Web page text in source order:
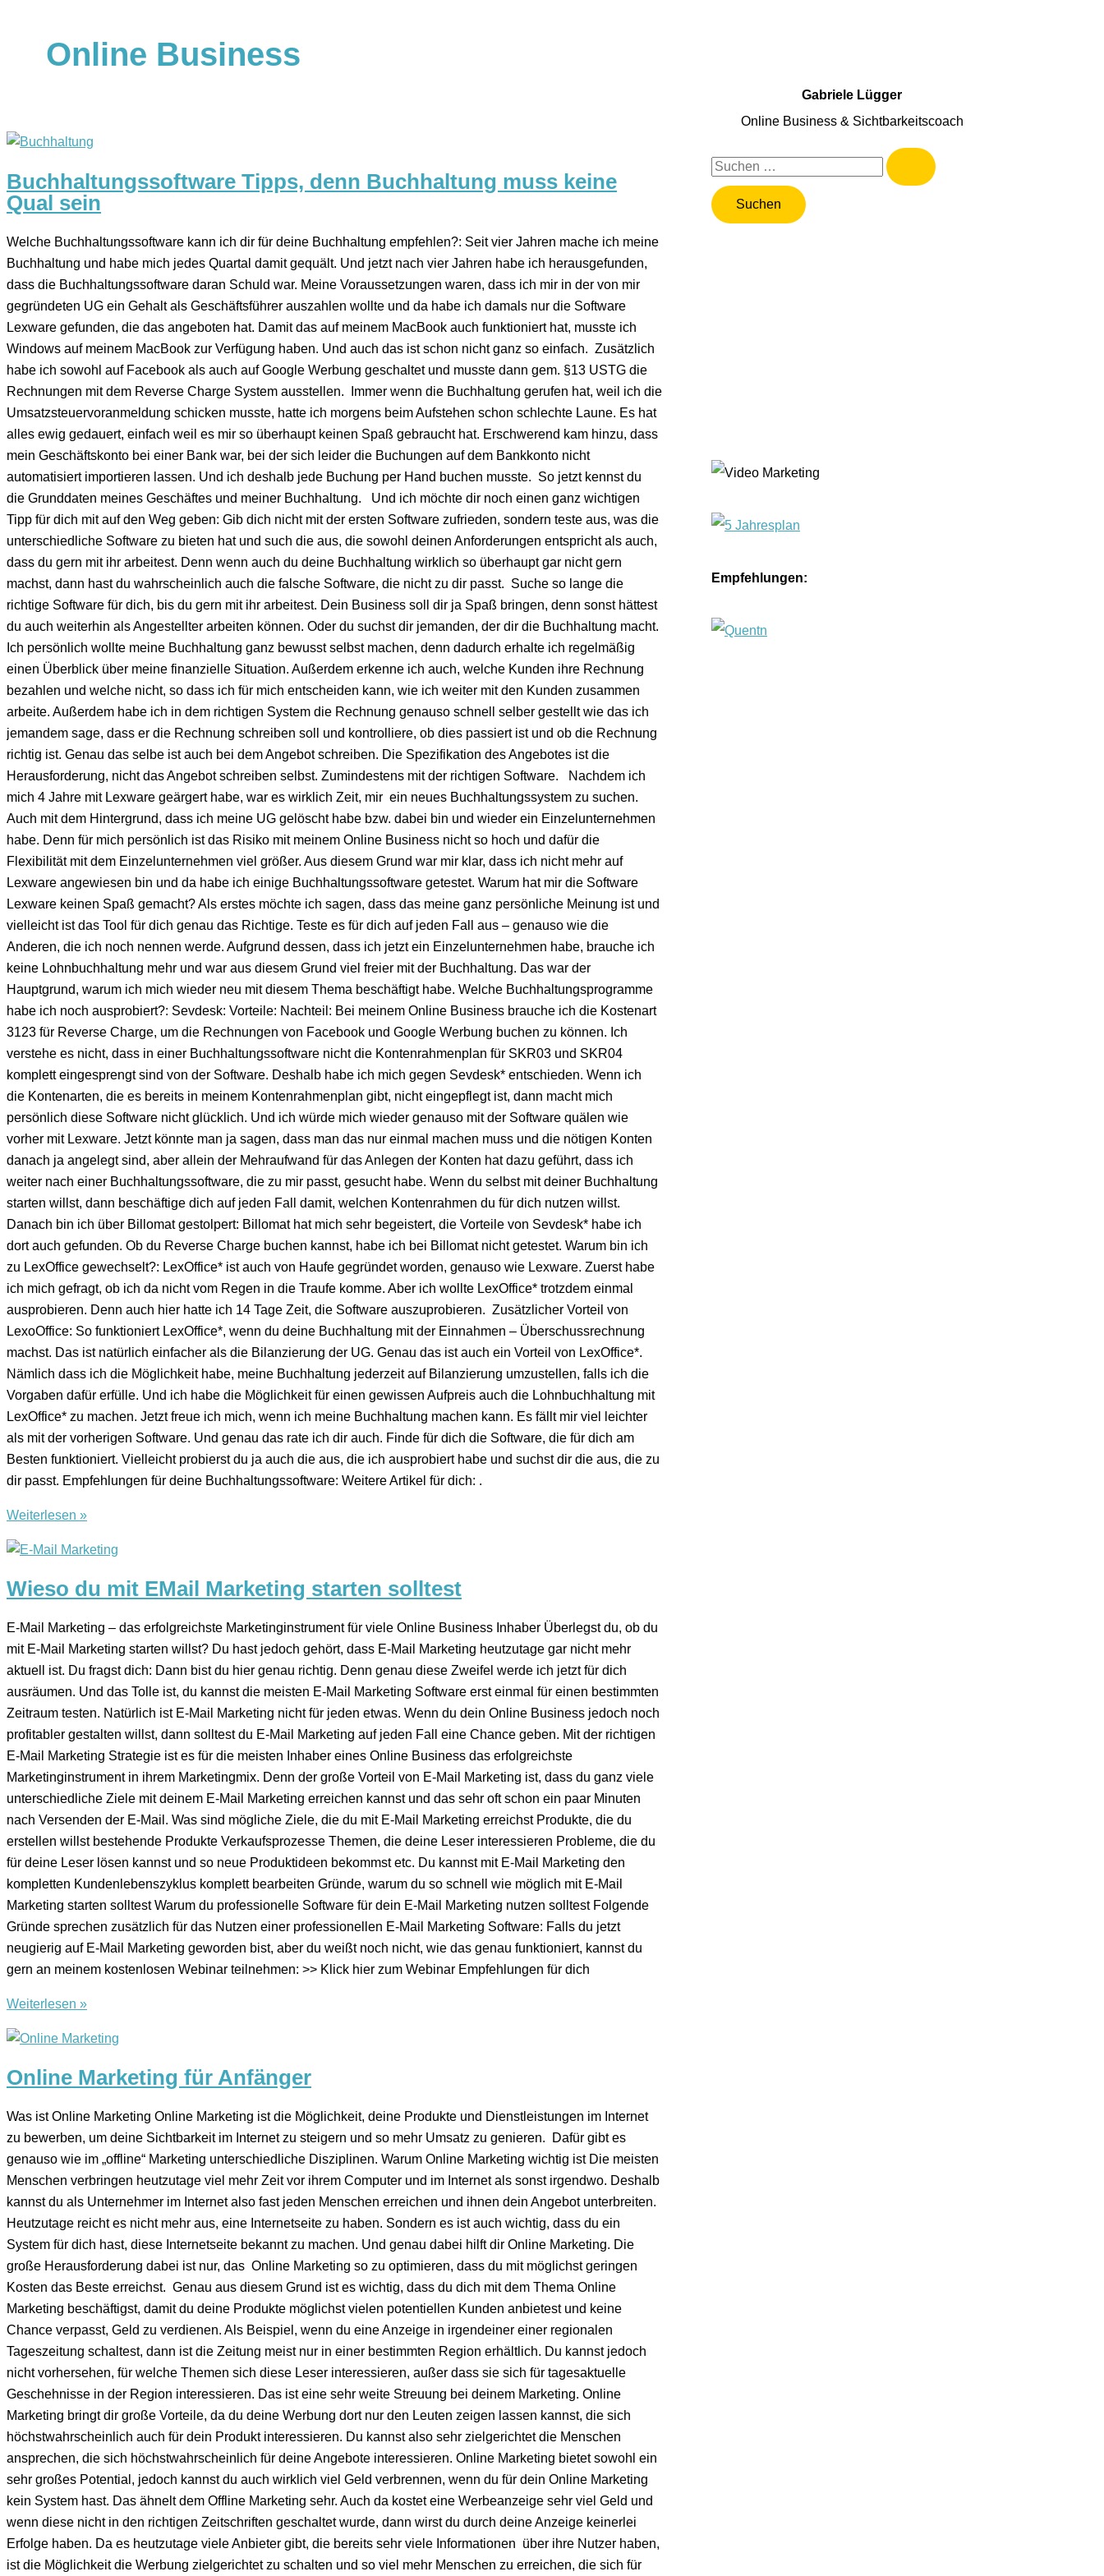
Online Business
Buchhaltungssoftware Tipps, denn Buchhaltung muss keine
Qual sein
Welche Buchhaltungssoftware kann ich dir für deine Buchhaltung empfehlen?: Seit vier Jahren mache ich meine
Buchhaltung und habe mich jedes Quartal damit gequält. Und jetzt nach vier Jahren habe ich herausgefunden,
dass die Buchhaltungssoftware daran Schuld war. Meine Voraussetzungen waren, dass ich mir in der von mir
gegründeten UG ein Gehalt als Geschäftsführer auszahlen wollte und da habe ich damals nur die Software
Lexware gefunden, die das angeboten hat. Damit das auf meinem MacBook auch funktioniert hat, musste ich
Windows auf meinem MacBook zur Verfügung haben. Und auch das ist schon nicht ganz so einfach. Zusätzlich
habe ich sowohl auf Facebook als auch auf Google Werbung geschaltet und musste dann gem. §13 USTG die
Rechnungen mit dem Reverse Charge System ausstellen. Immer wenn die Buchhaltung gerufen hat, weil ich die
Umsatzsteuervoranmeldung schicken musste, hatte ich morgens beim Aufstehen schon schlechte Laune. Es hat
alles ewig gedauert, einfach weil es mir so überhaupt keinen Spaß gebraucht hat. Erschwerend kam hinzu, dass
mein Geschäftskonto bei einer Bank war, bei der sich leider die Buchungen auf dem Bankkonto nicht
automatisiert importieren lassen. Und ich deshalb jede Buchung per Hand buchen musste. So jetzt kennst du
die Grunddaten meines Geschäftes und meiner Buchhaltung. Und ich möchte dir noch einen ganz wichtigen
Tipp für dich mit auf den Weg geben: Gib dich nicht mit der ersten Software zufrieden, sondern teste aus, was die
unterschiedliche Software zu bieten hat und such die aus, die sowohl deinen Anforderungen entspricht als auch,
dass du gern mit ihr arbeitest. Denn wenn auch du deine Buchhaltung wirklich so überhaupt gar nicht gern
machst, dann hast du wahrscheinlich auch die falsche Software, die nicht zu dir passt. Suche so lange die
richtige Software für dich, bis du gern mit ihr arbeitest. Dein Business soll dir ja Spaß bringen, denn sonst hättest
du auch weiterhin als Angestellter arbeiten können. Oder du suchst dir jemanden, der dir die Buchhaltung macht.
Ich persönlich wollte meine Buchhaltung ganz bewusst selbst machen, denn dadurch erhalte ich regelmäßig
einen Überblick über meine finanzielle Situation. Außerdem erkenne ich auch, welche Kunden ihre Rechnung
bezahlen und welche nicht, so dass ich für mich entscheiden kann, wie ich weiter mit den Kunden zusammen
arbeite. Außerdem habe ich in dem richtigen System die Rechnung genauso schnell selber gestellt wie das ich
jemandem sage, dass er die Rechnung schreiben soll und kontrolliere, ob dies passiert ist und ob die Rechnung
richtig ist. Genau das selbe ist auch bei dem Angebot schreiben. Die Spezifikation des Angebotes ist die
Herausforderung, nicht das Angebot schreiben selbst. Zumindestens mit der richtigen Software. Nachdem ich
mich 4 Jahre mit Lexware geärgert habe, war es wirklich Zeit, mir ein neues Buchhaltungssystem zu suchen.
Auch mit dem Hintergrund, dass ich meine UG gelöscht habe bzw. dabei bin und wieder ein Einzelunternehmen
habe. Denn für mich persönlich ist das Risiko mit meinem Online Business nicht so hoch und dafür die
Flexibilität mit dem Einzelunternehmen viel größer. Aus diesem Grund war mir klar, dass ich nicht mehr auf
Lexware angewiesen bin und da habe ich einige Buchhaltungssoftware getestet. Warum hat mir die Software
Lexware keinen Spaß gemacht? Als erstes möchte ich sagen, dass das meine ganz persönliche Meinung ist und
vielleicht ist das Tool für dich genau das Richtige. Teste es für dich auf jeden Fall aus – genauso wie die
Anderen, die ich noch nennen werde. Aufgrund dessen, dass ich jetzt ein Einzelunternehmen habe, brauche ich
keine Lohnbuchhaltung mehr und war aus diesem Grund viel freier mit der Buchhaltung. Das war der
Hauptgrund, warum ich mich wieder neu mit diesem Thema beschäftigt habe. Welche Buchhaltungsprogramme
habe ich noch ausprobiert?: Sevdesk: Vorteile: Nachteil: Bei meinem Online Business brauche ich die Kostenart
3123 für Reverse Charge, um die Rechnungen von Facebook und Google Werbung buchen zu können. Ich
verstehe es nicht, dass in einer Buchhaltungssoftware nicht die Kontenrahmenplan für SKR03 und SKR04
komplett eingesprengt sind von der Software. Deshalb habe ich mich gegen Sevdesk* entschieden. Wenn ich
die Kontenarten, die es bereits in meinem Kontenrahmenplan gibt, nicht eingepflegt ist, dann macht mich
persönlich diese Software nicht glücklich. Und ich würde mich wieder genauso mit der Software quälen wie
vorher mit Lexware. Jetzt könnte man ja sagen, dass man das nur einmal machen muss und die nötigen Konten
danach ja angelegt sind, aber allein der Mehraufwand für das Anlegen der Konten hat dazu geführt, dass ich
weiter nach einer Buchhaltungssoftware, die zu mir passt, gesucht habe. Wenn du selbst mit deiner Buchhaltung
starten willst, dann beschäftige dich auf jeden Fall damit, welchen Kontenrahmen du für dich nutzen willst.
Danach bin ich über Billomat gestolpert: Billomat hat mich sehr begeistert, die Vorteile von Sevdesk* habe ich
dort auch gefunden. Ob du Reverse Charge buchen kannst, habe ich bei Billomat nicht getestet. Warum bin ich
zu LexOffice gewechselt?: LexOffice* ist auch von Haufe gegründet worden, genauso wie Lexware. Zuerst habe
ich mich gefragt, ob ich da nicht vom Regen in die Traufe komme. Aber ich wollte LexOffice* trotzdem einmal
ausprobieren. Denn auch hier hatte ich 14 Tage Zeit, die Software auszuprobieren. Zusätzlicher Vorteil von
LexoOffice: So funktioniert LexOffice*, wenn du deine Buchhaltung mit der Einnahmen – Überschussrechnung
machst. Das ist natürlich einfacher als die Bilanzierung der UG. Genau das ist auch ein Vorteil von LexOffice*.
Nämlich dass ich die Möglichkeit habe, meine Buchhaltung jederzeit auf Bilanzierung umzustellen, falls ich die
Vorgaben dafür erfülle. Und ich habe die Möglichkeit für einen gewissen Aufpreis auch die Lohnbuchhaltung mit
LexOffice* zu machen. Jetzt freue ich mich, wenn ich meine Buchhaltung machen kann. Es fällt mir viel leichter
als mit der vorherigen Software. Und genau das rate ich dir auch. Finde für dich die Software, die für dich am
Besten funktioniert. Vielleicht probierst du ja auch die aus, die ich ausprobiert habe und suchst dir die aus, die zu
dir passt. Empfehlungen für deine Buchhaltungssoftware: Weitere Artikel für dich: .
Weiterlesen »
Wieso du mit EMail Marketing starten solltest
E-Mail Marketing – das erfolgreichste Marketinginstrument für viele Online Business Inhaber Überlegst du, ob du
mit E-Mail Marketing starten willst? Du hast jedoch gehört, dass E-Mail Marketing heutzutage gar nicht mehr
aktuell ist. Du fragst dich: Dann bist du hier genau richtig. Denn genau diese Zweifel werde ich jetzt für dich
ausräumen. Und das Tolle ist, du kannst die meisten E-Mail Marketing Software erst einmal für einen bestimmten
Zeitraum testen. Natürlich ist E-Mail Marketing nicht für jeden etwas. Wenn du dein Online Business jedoch noch
profitabler gestalten willst, dann solltest du E-Mail Marketing auf jeden Fall eine Chance geben. Mit der richtigen
E-Mail Marketing Strategie ist es für die meisten Inhaber eines Online Business das erfolgreichste
Marketinginstrument in ihrem Marketingmix. Denn der große Vorteil von E-Mail Marketing ist, dass du ganz viele
unterschiedliche Ziele mit deinem E-Mail Marketing erreichen kannst und das sehr oft schon ein paar Minuten
nach Versenden der E-Mail. Was sind mögliche Ziele, die du mit E-Mail Marketing erreichst Produkte, die du
erstellen willst bestehende Produkte Verkaufsprozesse Themen, die deine Leser interessieren Probleme, die du
für deine Leser lösen kannst und so neue Produktideen bekommst etc. Du kannst mit E-Mail Marketing den
kompletten Kundenlebenszyklus komplett bearbeiten Gründe, warum du so schnell wie möglich mit E-Mail
Marketing starten solltest Warum du professionelle Software für dein E-Mail Marketing nutzen solltest Folgende
Gründe sprechen zusätzlich für das Nutzen einer professionellen E-Mail Marketing Software: Falls du jetzt
neugierig auf E-Mail Marketing geworden bist, aber du weißt noch nicht, wie das genau funktioniert, kannst du
gern an meinem kostenlosen Webinar teilnehmen: >> Klick hier zum Webinar Empfehlungen für dich
Weiterlesen »
Online Marketing für Anfänger
Was ist Online Marketing Online Marketing ist die Möglichkeit, deine Produkte und Dienstleistungen im Internet
zu bewerben, um deine Sichtbarkeit im Internet zu steigern und so mehr Umsatz zu genieren. Dafür gibt es
genauso wie im „offline“ Marketing unterschiedliche Disziplinen. Warum Online Marketing wichtig ist Die meisten
Menschen verbringen heutzutage viel mehr Zeit vor ihrem Computer und im Internet als sonst irgendwo. Deshalb
kannst du als Unternehmer im Internet also fast jeden Menschen erreichen und ihnen dein Angebot unterbreiten.
Heutzutage reicht es nicht mehr aus, eine Internetseite zu haben. Sondern es ist auch wichtig, dass du ein
System für dich hast, diese Internetseite bekannt zu machen. Und genau dabei hilft dir Online Marketing. Die
große Herausforderung dabei ist nur, das Online Marketing so zu optimieren, dass du mit möglichst geringen
Kosten das Beste erreichst. Genau aus diesem Grund ist es wichtig, dass du dich mit dem Thema Online
Marketing beschäftigst, damit du deine Produkte möglichst vielen potentiellen Kunden anbietest und keine
Chance verpasst, Geld zu verdienen. Als Beispiel, wenn du eine Anzeige in irgendeiner einer regionalen
Tageszeitung schaltest, dann ist die Zeitung meist nur in einer bestimmten Region erhältlich. Du kannst jedoch
nicht vorhersehen, für welche Themen sich diese Leser interessieren, außer dass sie sich für tagesaktuelle
Geschehnisse in der Region interessieren. Das ist eine sehr weite Streuung bei deinem Marketing. Online
Marketing bringt dir große Vorteile, da du deine Werbung dort nur den Leuten zeigen lassen kannst, die sich
höchstwahrscheinlich auch für dein Produkt interessieren. Du kannst also sehr zielgerichtet die Menschen
ansprechen, die sich höchstwahrscheinlich für deine Angebote interessieren. Online Marketing bietet sowohl ein
sehr großes Potential, jedoch kannst du auch wirklich viel Geld verbrennen, wenn du für dein Online Marketing
kein System hast. Das ähnelt dem Offline Marketing sehr. Auch da kostet eine Werbeanzeige sehr viel Geld und
wenn diese nicht in den richtigen Zeitschriften geschaltet wurde, dann wirst du durch deine Anzeige keinerlei
Erfolge haben. Da es heutzutage viele Anbieter gibt, die bereits sehr viele Informationen über ihre Nutzer haben,
ist die Möglichkeit die Werbung zielgerichtet zu schalten und so viel mehr Menschen zu erreichen, die sich für
Gabriele Lügger
Online Business & Sichtbarkeitscoach
Empfehlungen: